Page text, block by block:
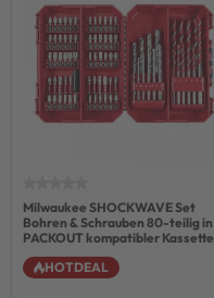
Milwaukee SHOCKWAVE Set
Bohren & Schrauben 80-teilig in
PACKOUT kompatibler Kassette
HOTDEAL